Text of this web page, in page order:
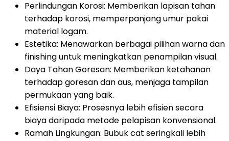
Perlindungan Korosi: Memberikan lapisan tahan
terhadap korosi, memperpanjang umur pakai
material logam.
Estetika: Menawarkan berbagai pilihan warna dan
finishing untuk meningkatkan penampilan visual.
Daya Tahan Goresan: Memberikan ketahanan
terhadap goresan dan aus, menjaga tampilan
permukaan yang baik.
Efisiensi Biaya: Prosesnya lebih efisien secara
biaya daripada metode pelapisan konvensional.
Ramah Lingkungan: Bubuk cat seringkali lebih